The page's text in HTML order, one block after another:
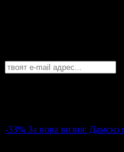
-33% За нова визия: Дамско